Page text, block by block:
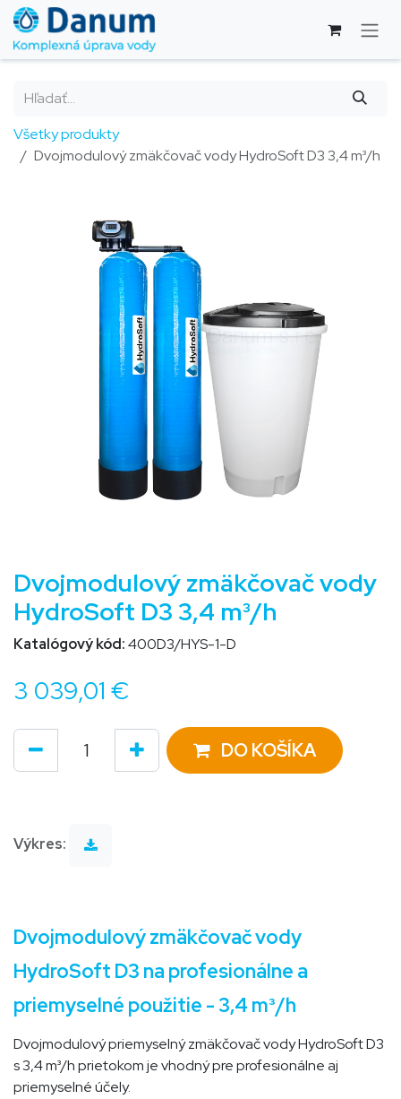
Skip to Content
Všetky produkty
Dvojmodulový zmäkčovač vody HydroSoft D3 3,4 m³/h
Dvojmodulový zmäkčovač vody
HydroSoft D3 3,4 m³/h
Katalógový kód:400D3/HYS-1-D
3 039,01 €
DO KOŠÍKA
Výkres:
Dvojmodulový zmäkčovač vody
HydroSoft D3 na profesionálne a
priemyselné použitie - 3,4 m³/h
Dvojmodulový priemyselný zmäkčovač vody HydroSoft D3
s 3,4 m³/h prietokom je vhodný pre profesionálne aj
priemyselné účely.